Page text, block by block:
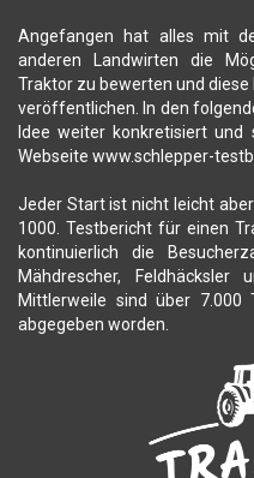
Angefangen hat alles mit
anderen Landwirten die
Traktor zu bewerten und
veröffentlichen. In den
Idee weiter konkretisiert
Webseite www.schlepper-
Jeder Start ist nicht leicht
1000. Testbericht für einen
kontinuierlich die
Mähdrescher, Feldhäcksler
Mittlerweile sind über 7.000
abgegeben worden.